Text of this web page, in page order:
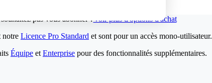
pas vous abonner ?Voir plus d'options d'achat
notre Licence Pro Standard et sont pour un accès mono-utilisateur.
Équipe et Enterprise pour des fonctionnalités supplémentaires.